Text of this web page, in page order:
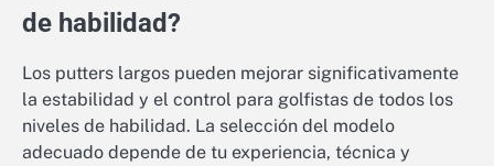
de habilidad?
Los putters largos pueden mejorar significativamente
la estabilidad y el control para golfistas de todos los
niveles de habilidad. La selección del modelo
adecuado depende de tu experiencia, técnica y